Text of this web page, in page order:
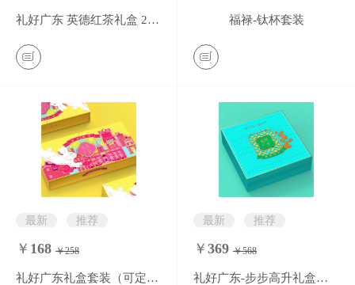
0 条评价
礼好广东 英德红茶礼盒 200g
条评价
福禄-钛杯套装
最新 推荐
￥ 168 ￥258
0 条评价
礼好广东礼盒套装（可定制）
最新 推荐
￥ 369 ￥568
0 条评价
礼好广东-步步高升礼盒套装（可定制）